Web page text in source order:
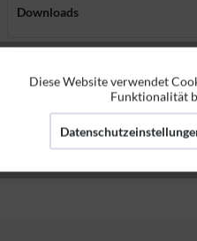
Downloads
Bewertungen lesen, schreiben
Herstellerangaben
Funktionale
Marketing
Diese Website verwendet
Funktionalität